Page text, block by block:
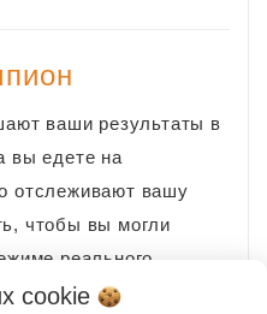
ваши результаты в
вы едете на
отслеживают вашу
чтобы вы могли
реального
отслеживать ваши
cookie